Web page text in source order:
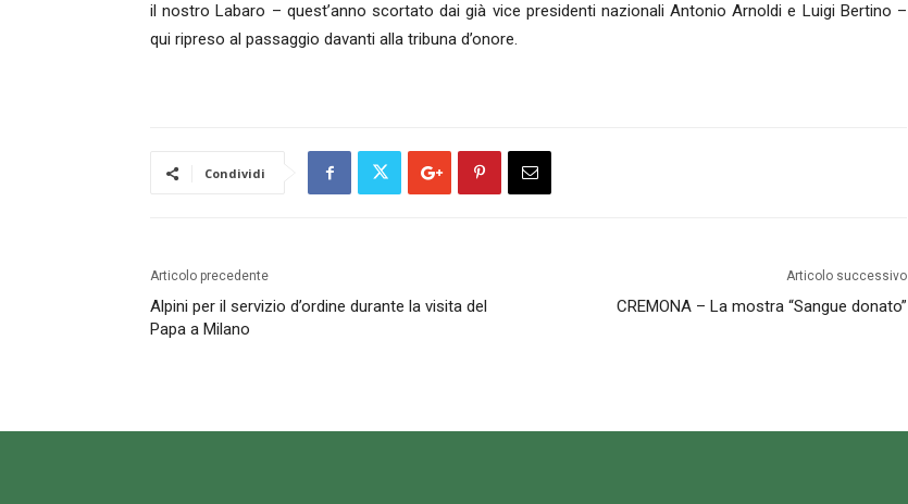
il nostro Labaro – quest’anno scortato dai già vice presidenti nazionali Antonio Arnoldi e Luigi Bertino –
qui ripreso al passaggio davanti alla tribuna d’onore.
Condividi
Articolo precedente
Alpini per il servizio d’ordine durante la visita del
Papa a Milano
Articolo successivo
CREMONA – La mostra “Sangue donato”